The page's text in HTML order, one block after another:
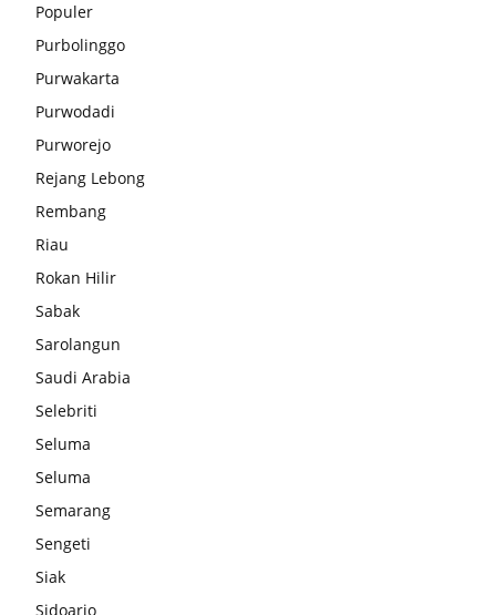
Populer
Purbolinggo
Purwakarta
Purwodadi
Purworejo
Rejang Lebong
Rembang
Riau
Rokan Hilir
Sabak
Sarolangun
Saudi Arabia
Selebriti
Seluma
Seluma
Semarang
Sengeti
Siak
Sidoarjo